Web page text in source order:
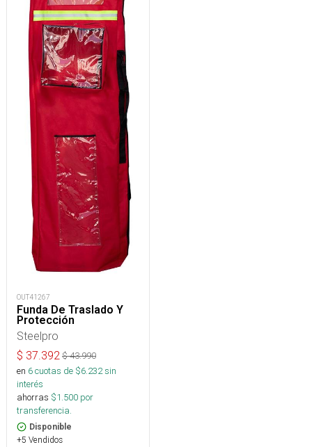
OUT41267
Funda De Traslado Y
Protección
Steelpro
$ 37.392 $43.990
en 6cuotas de $6.232sin
interés
ahorras $1.500 por
transferencia.
Disponible
+5 Vendidos